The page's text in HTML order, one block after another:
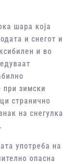
шара која
и снегот и
и во
зимски
странично
на снегулка
употреба на
опасна